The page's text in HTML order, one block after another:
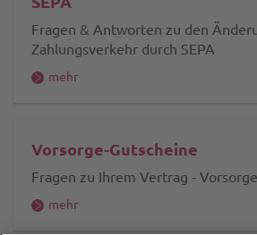
Fragen & Antworten zu den
Zahlungsverkehr durch SEPA
mehr
Vorsorge-Gutscheine
Fragen zu Ihrem Vertrag -
mehr